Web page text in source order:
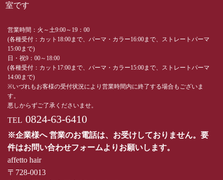
室です
営業時間：火～土9:00～19：00
(各種受付：カット18:00まで、パーマ・カラー16:00まで、ストレートパーマ
15:00まで)
日・祝9：00～18:00
(各種受付：カット17:00まで、パーマ・カラー15:00まで、ストレートパーマ
14:00まで)
※いづれもお客様の受付状況により営業時間内に終了する場合もございま
す。
悪しからずご了承くださいませ。
TEL 0824-63-6410
※企業様へ 営業のお電話は、お受けしておりません。要
件はお問い合わせフォームよりお願いします。
affetto hair
〒728-0013